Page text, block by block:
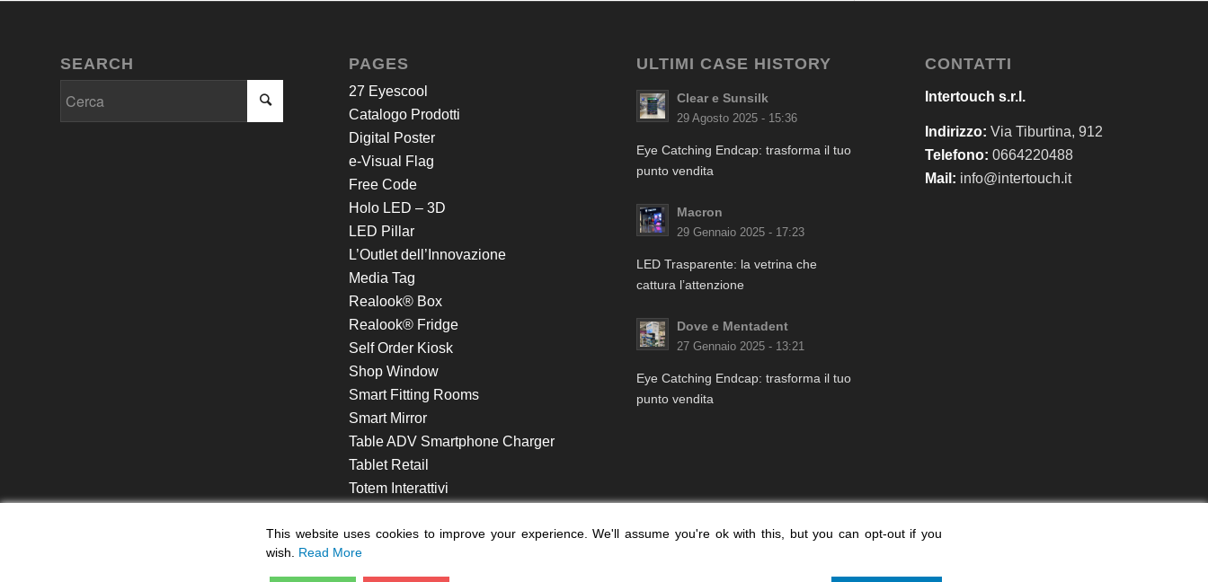
SEARCH PAGES
27 Eyescool
Catalogo Prodotti
Digital Poster
e-Visual Flag
Free Code
Holo LED – 3D
LED Pillar
L’Outlet dell’Innovazione
Media Tag
Realook® Box
Realook® Fridge
Self Order Kiosk
Shop Window
Smart Fitting Rooms
Smart Mirror
Table ADV Smartphone Charger
Tablet Retail
Totem Interattivi
ULTIMI CASE HISTORY
Clear e Sunsilk
29 Agosto 2025 - 15:36
Eye Catching Endcap: trasforma il tuo
punto vendita
Macron
29 Gennaio 2025 - 17:23
LED Trasparente: la vetrina che
cattura l’attenzione
Dove e Mentadent
27 Gennaio 2025 - 13:21
Eye Catching Endcap: trasforma il tuo
punto vendita
CONTATTI
Intertouch s.r.l.
Indirizzo: Via Tiburtina, 912
Telefono: 0664220488
Mail: info@intertouch.it
This website uses cookies to improve your experience. We'll assume you're ok with this, but you can opt-out if you
wish. Read More